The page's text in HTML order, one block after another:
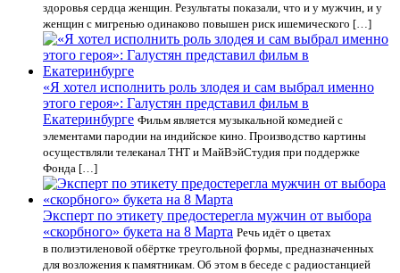
здоровья сердца женщин. Результаты показали, что и у мужчин, и у
женщин с мигренью одинаково повышен риск ишемического […]
«Я хотел исполнить роль злодея и сам выбрал именно
этого героя»: Галустян представил фильм в
Екатеринбурге Фильм является музыкальной комедией с
элементами пародии на индийское кино. Производство картины
осуществляли телеканал ТНТ и МайВэйСтудия при поддержке
Фонда […]
Эксперт по этикету предостерегла мужчин от выбора
«скорбного» букета на 8 Марта Речь идёт о цветах
в полиэтиленовой обёртке треугольной формы, предназначенных
для возложения к памятникам. Об этом в беседе с радиостанцией